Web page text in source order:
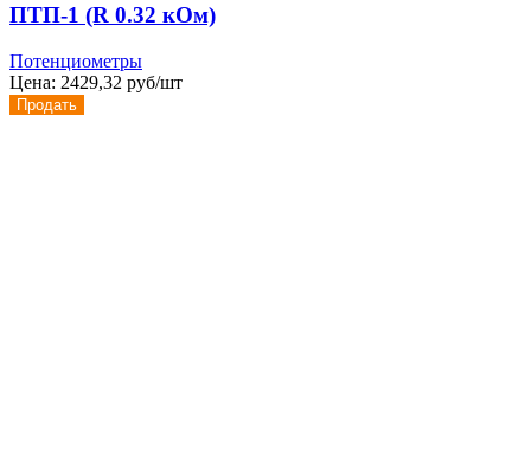
ПТП-1 (R 0.32 кОм)
Потенциометры
Цена: 2429,32 руб/шт
Продать